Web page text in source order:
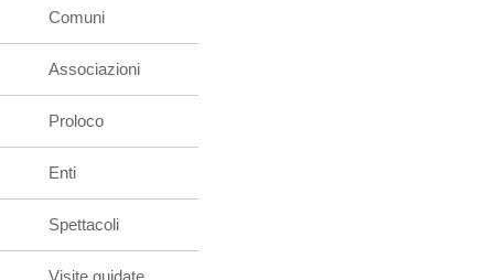
Comuni
Associazioni
Proloco
Enti
Spettacoli
Visite guidate